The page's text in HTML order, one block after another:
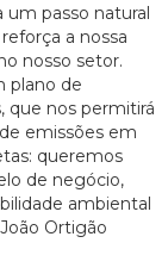
um passo natural
a nossa
nosso setor.
plano de
que nos permitirá
emissões em
queremos
de negócio,
ambiental
Ortigão